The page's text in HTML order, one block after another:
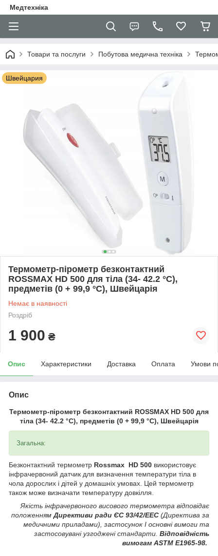
Медтехніка
Товари та послуги Побутова медична техніка
Швейцария
Термометр-пірометр безконтактний
ROSSMAX HD 500 для тіла (34- 42.2 °C),
предметів (0 + 99,9 °C), Швейцарія
Немає в наявності
Роздріб
1 900 ₴
Опис Характеристики Доставка Оплата Умови
Опис
Термометр-пірометр безконтактний ROSSMAX HD 500 для
тіла (34- 42.2 °C), предметів (0 + 99,9 °C), Швейцарія
Загальна:
Безконтактний термометр Rossmax HD 500 використовує
інфрачервоний датчик для визначення температури тіла в
чола дорослих і дітей у домашніх умовах. Цей термометр
також може визначати температуру довкілля.
Якість інфрачервоного висового термометра відповідає
положеннямДирективи ради ЄС 93/42/EEC (Директива за
медичними приладами), застосунок I основні вимоги та
застосовувані узгоджені стандарти. Відповідність
вимогам ASTM E1965-98.